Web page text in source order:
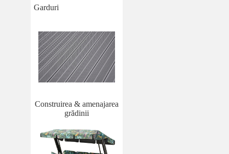
Garduri
Construirea & amenajarea
grădinii